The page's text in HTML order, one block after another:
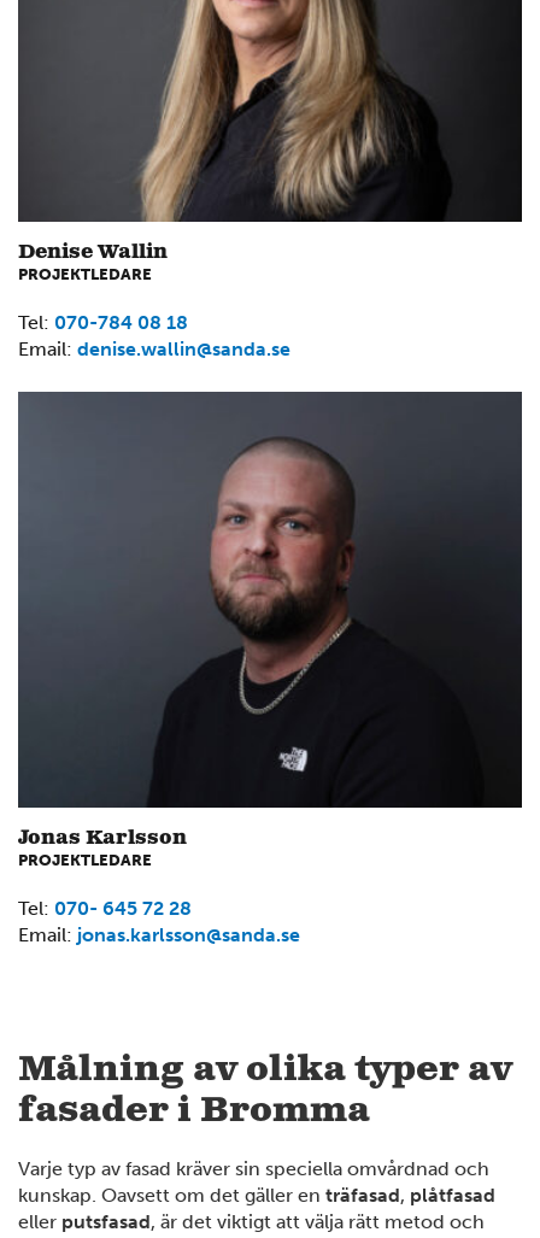
Denise Wallin
PROJEKTLEDARE
Tel: 070-784 08 18
Email: denise.wallin@sanda.se
Jonas Karlsson
PROJEKTLEDARE
Tel: 070- 645 72 28
Email: jonas.karlsson@sanda.se
Målning av olika typer av
fasader i Bromma
Varje typ av fasad kräver sin speciella omvårdnad och
kunskap. Oavsett om det gäller en träfasad, plåtfasad
eller putsfasad, är det viktigt att välja rätt metod och